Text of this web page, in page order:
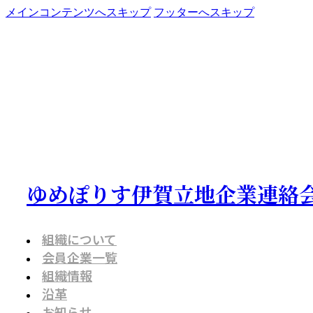
メインコンテンツへスキップ フッターへスキップ
ゆめぽりす伊賀立地企業連絡
組織について
会員企業一覧
組織情報
沿革